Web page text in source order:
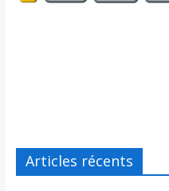
Articles récents